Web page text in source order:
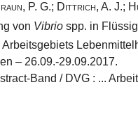
P. G.; Dittrich, A. J.;
von Vibrio spp. in
– 26.09.-29.09.2017.
Band / DVG : ...